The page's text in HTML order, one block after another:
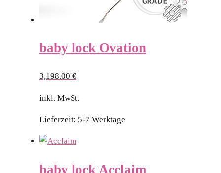
baby lock Ovation
3,198.00 €
inkl. MwSt.
Lieferzeit: 5-7 Werktage
baby lock Acclaim